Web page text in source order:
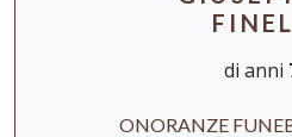
di anni
ONORANZE